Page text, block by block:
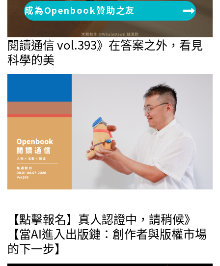
成為Openbook贊助之友
閱讀通信 vol.393》在答案之外，看見
科學的美
【點擊報名】真人認證中，請稍候》
【當AI進入出版鏈：創作者與版權市場
的下一步】